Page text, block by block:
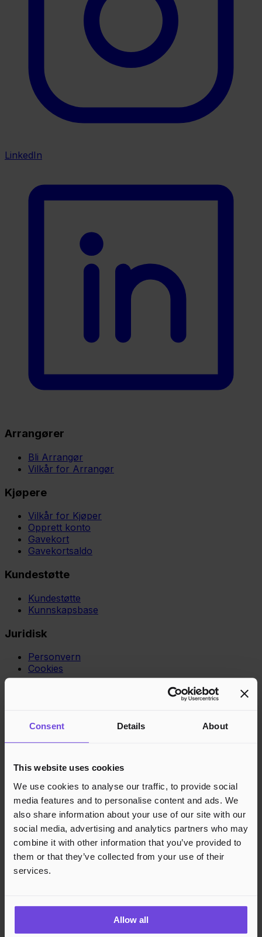
Consent Details About
This website uses cookies
We use cookies to analyse our traffic, to provide social
media features and to personalise content and ads. We
also share information about your use of our site with our
social media, advertising and analytics partners who may
combine it with other information that you’ve provided to
them or that they’ve collected from your use of their
services.
Allow all
LinkedIn
Arrangører
Bli Arrangør
Vilkår for Arrangør
Kjøpere
Vilkår for Kjøper
Opprett konto
Gavekort
Gavekortsaldo
Kundestøtte
Kundestøtte
Kunnskapsbase
Juridisk
Personvern
Cookies
Tyskland Global
Deutsch Français
Godkjente betalingsmetoder